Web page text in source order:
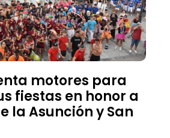
motores para
fiestas en honor a
la Asunción y San